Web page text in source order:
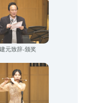
元致辞-颁奖